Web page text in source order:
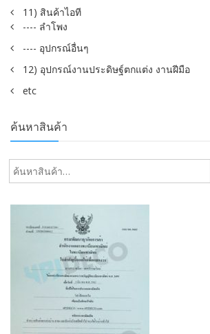
11) สินค้าไอที
---- ลำโพง
---- อุปกรณ์อื่นๆ
12) อุปกรณ์งานประดิษฐ์ตกแต่ง งานฝีมือ
etc
ค้นหาสินค้า
ค้นหา: